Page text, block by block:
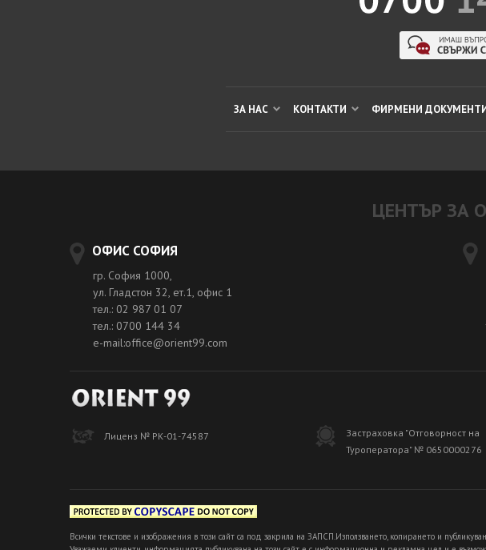
ЗА НАС КОНТАКТИ ФИРМЕНИ
ЦЕНТЪР ЗА
ОФИС СОФИЯ
гр. София 1000,
ул. Гладстон 32, ет.1, офис 1
тел.: 02 987 01 07
тел.: 0700 144 34
e-mail:office@orient99.com
Лиценз № РК-01-74587
Застраховка "Отговорност на
Туроператора" № 0650000276
Всички текстове и изображения в този сайт са под закрила на ЗАПСП.Използването, копирането и